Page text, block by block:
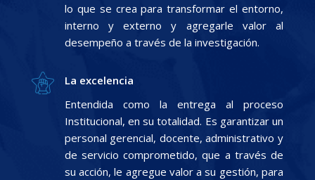
lo que se crea para transformar el entorno,
interno y externo y agregarle valor al
desempeño a través de la investigación.
La excelencia
Entendida como la entrega al proceso
Institucional, en su totalidad. Es garantizar un
personal gerencial, docente, administrativo y
de servicio comprometido, que a través de
su acción, le agregue valor a su gestión, para